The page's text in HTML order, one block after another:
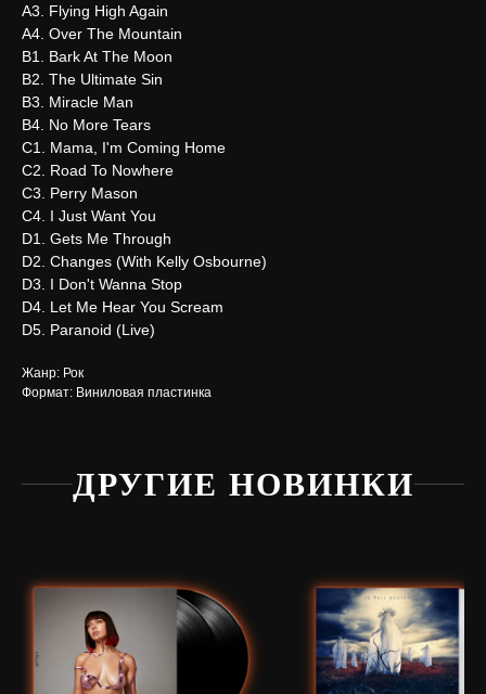
A3. Flying High Again
A4. Over The Mountain
B1. Bark At The Moon
B2. The Ultimate Sin
B3. Miracle Man
B4. No More Tears
C1. Mama, I'm Coming Home
C2. Road To Nowhere
C3. Perry Mason
C4. I Just Want You
D1. Gets Me Through
D2. Changes (With Kelly Osbourne)
D3. I Don't Wanna Stop
D4. Let Me Hear You Scream
D5. Paranoid (Live)
Жанр: Рок
Формат: Виниловая пластинка
ДРУГИЕ НОВИНКИ
Нужна